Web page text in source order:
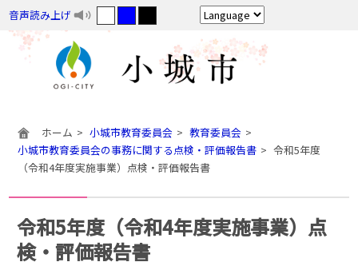
音声読み上げ
ホーム 小城市教育委員会
教育委員会
小城市教育委員会の事務に関する点検・評価報告書
令和5年度
（令和4年度実施事業）点検・評価報告書
令和5年度（令和4年度実施事業）点
検・評価報告書